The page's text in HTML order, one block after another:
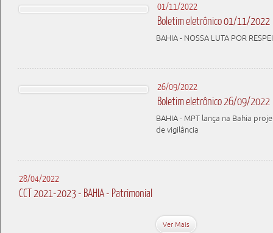
01/11/2022
Boletim eletrônico 01/11/2022
BAHIA - NOSSA LUTA POR
26/09/2022
Boletim eletrônico 26/09/2022
BAHIA - MPT lança na Bahia
de vigilância
28/04/2022
CCT 2021-2023 - BAHIA - Patrimonial
Ver Mais